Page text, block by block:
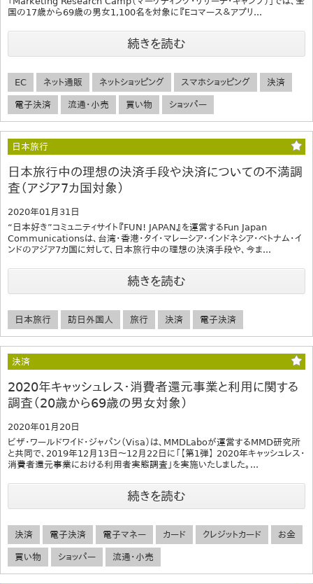
国の17歳から69歳の男女1,100名を対象に『Eコマース＆アプリ...
続きを読む
EC ネット通販 ネットショッピング スマホショッピング 決済
電子決済 流通・小売 買い物 ショッパー
日本旅行
日本旅行中の理想の決済手段や決済についての不満調
査（アジア7カ国対象）
2020年01月31日
“日本好き”コミュニティサイト『FUN! JAPAN』を運営するFun Japan
Communicationsは、台湾・香港・タイ・マレーシア・インドネシア・ベトナム・イ
ンドのアジア7カ国に対して、日本旅行中の理想の決済手段や、今ま...
続きを読む
日本旅行 訪日外国人 旅行 決済 電子決済
決済
2020年キャッシュレス・消費者還元事業と利用に関する
調査（20歳から69歳の男女対象）
2020年01月20日
ビザ・ワールドワイド・ジャパン（Visa）は、MMDLaboが運営するMMD研究所
と共同で、2019年12月13日～12月22日に「【第1弾】 2020年キャッシュレス・
消費者還元事業における利用者実態調査」を実施いたしました。...
続きを読む
決済 電子決済 電子マネー カード クレジットカード お金
買い物 ショッパー 流通・小売